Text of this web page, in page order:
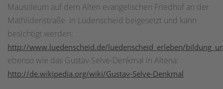
Mausoleum auf dem Alten evangelischen Friedhof an der
Mathildenstraße in Lüdenscheid beigesetzt und kann
besichtigt werden:
http://www.luedenscheid.de/luedenscheid_erleben/
ebenso wie das Gustav-Selve-Denkmal in Altena:
http://de.wikipedia.org/wiki/Gustav-Selve-Denkmal